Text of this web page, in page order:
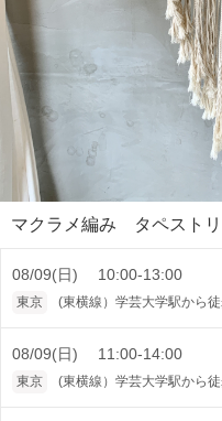
マクラメ編み タペスト
08/09(日) 10:00-13:00
東京 (東横線）学芸大学駅から
08/09(日) 11:00-14:00
東京 (東横線）学芸大学駅から